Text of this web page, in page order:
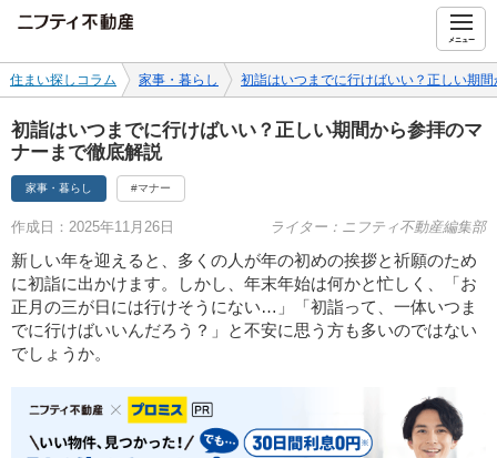
メニュー
住まい探しコラム 家事・暮らし 初詣はいつまでに行けばいい？正しい期
初詣はいつまでに行けばいい？正しい期間から参拝のマ
ナーまで徹底解説
家事・暮らし #マナー
作成日：2025年11月26日 ライター：ニフティ不動産編集部
新しい年を迎えると、多くの人が年の初めの挨拶と祈願のため
に初詣に出かけます。しかし、年末年始は何かと忙しく、「お
正月の三が日には行けそうにない…」「初詣って、一体いつま
でに行けばいいんだろう？」と不安に思う方も多いのではない
でしょうか。